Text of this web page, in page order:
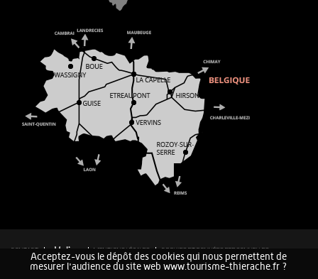
CONTACT MENTIONS LÉGALES
COOKIES ET DONNÉES PERSONNELLES
PLAN DU SITE
Acceptez-vous le dépôt des cookies qui nous permettent de
mesurer l'audience du site web www.tourisme-thierache.fr ?